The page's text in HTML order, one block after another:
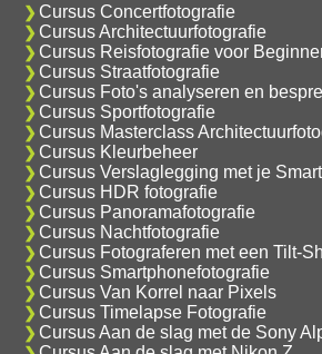
Cursus Concertfotografie
Cursus Architectuurfotografie
Cursus Reisfotografie voor
Cursus Straatfotografie
Cursus Foto's analyseren en
Cursus Sportfotografie
Cursus Masterclass
Cursus Kleurbeheer
Cursus Verslaglegging met je
Cursus HDR fotografie
Cursus Panoramafotografie
Cursus Nachtfotografie
Cursus Fotograferen met een Tilt-
Cursus Smartphonefotografie
Cursus Van Korrel naar Pixels
Cursus Timelapse Fotografie
Cursus Aan de slag met de Sony